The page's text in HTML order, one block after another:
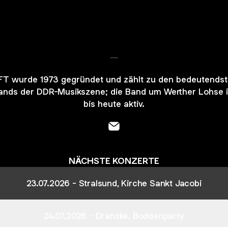
-
wurde 1973 gegründet und zählt zu den
der DDR-Musikszene; die Band um Werther Lohse
bis heute aktiv.
NÄCHSTE KONZERTE
23.07.2026 - Stralsund, Kirche Sankt Jacobi